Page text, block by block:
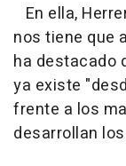
En ella,
nos tiene que
ha destacado
ya existe
frente a los
desarrollan